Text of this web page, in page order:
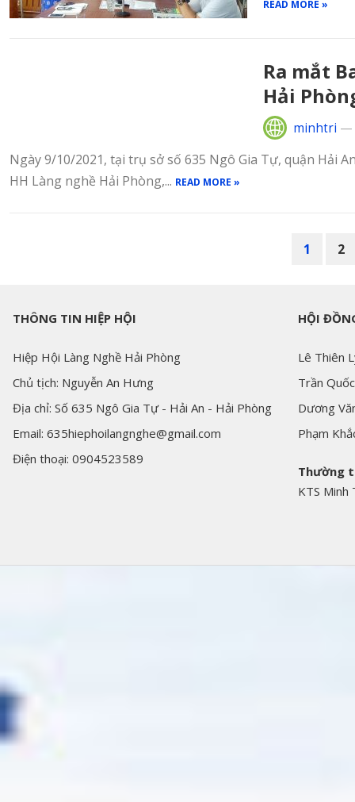
READ MORE »
Ra mắt
Hải
minhtri —
Ngày 9/10/2021, tại trụ sở số 635 Ngô Gia Tự, quận Hải
HH Làng nghề Hải Phòng,... READ MORE »
1 2
THÔNG TIN HIỆP HỘI
Hiệp Hội Làng Nghề Hải Phòng
Chủ tịch: Nguyễn An Hưng
Địa chỉ: Số 635 Ngô Gia Tự - Hải An - Hải Phòng
Email: 635hiephoilangnghe@gmail.com
Điện thoại: 0904523589
HỘI
Lê Thiên
Trần
Dương
Phạm
Thường
KTS Minh